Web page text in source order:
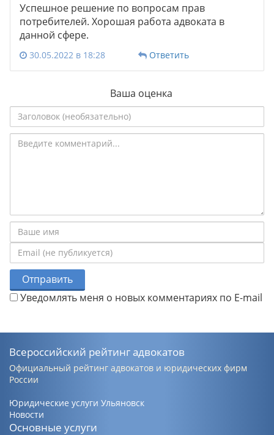
Успешное решение по вопросам прав
потребителей. Хорошая работа адвоката в
данной сфере.
30.05.2022 в 18:28 Ответить
Ваша оценка
Отправить
Уведомлять меня о новых комментариях по E-mail
Всероссийский рейтинг адвокатов
Официальный рейтинг адвокатов и юридических фирм
России
Юридические услуги Ульяновск
Новости
Основные услуги